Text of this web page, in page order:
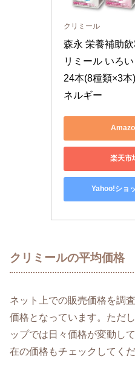
クリミール
森永 栄養補助
リミール いろ
24本(8種類×3
ネルギー
楽天市
Yahoo!ショ
クリミールの平均価格
ネット上での販売価格を調
価格となっています。ただ
ップでは日々価格が変動し
在の価格もチェックしてくだ